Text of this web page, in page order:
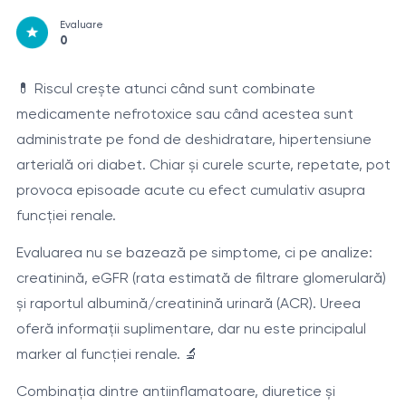
Evaluare
0
💊 Riscul crește atunci când sunt combinate
medicamente nefrotoxice sau când acestea sunt
administrate pe fond de deshidratare, hipertensiune
arterială ori diabet. Chiar și curele scurte, repetate, pot
provoca episoade acute cu efect cumulativ asupra
funcției renale.
Evaluarea nu se bazează pe simptome, ci pe analize:
creatinină, eGFR (rata estimată de filtrare glomerulară)
și raportul albumină/creatinină urinară (ACR). Ureea
oferă informații suplimentare, dar nu este principalul
marker al funcției renale. 🔬
Combinația dintre antiinflamatoare, diuretice și